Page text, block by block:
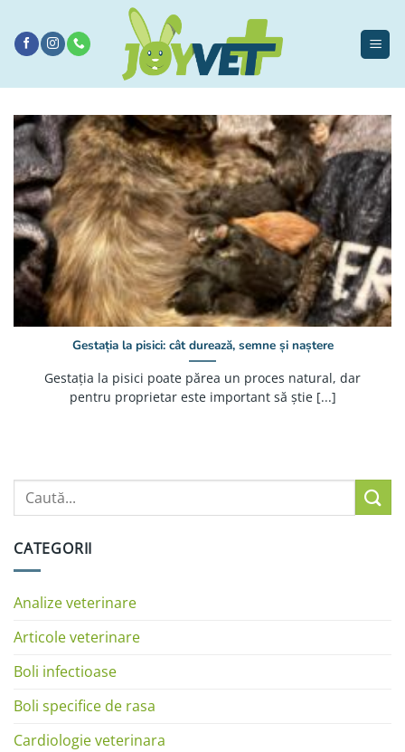
conținut
CATEGORII
Analize veterinare
Articole veterinare
Boli infectioase
Boli specifice de rasa
Cardiologie veterinara
Gestația la pisici: cât durează, semne și naștere
Gestația la pisici poate părea un proces natural, dar
pentru proprietar este important să știe [...]